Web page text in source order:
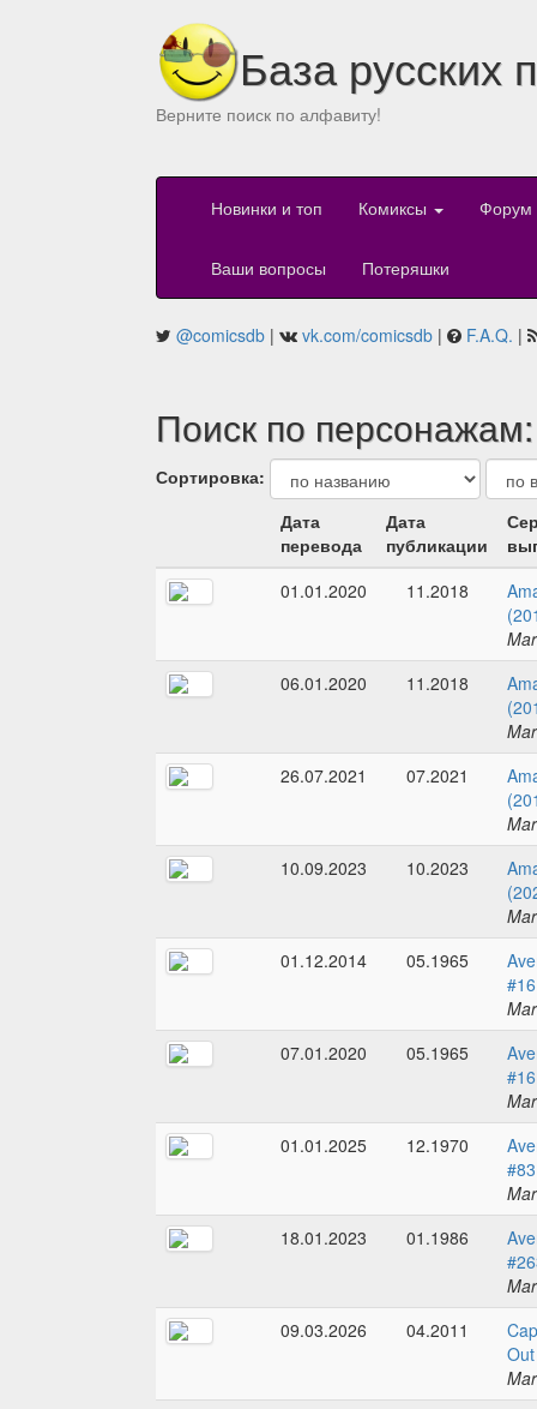
База русских
Верните поиск по алфавиту!
Новинки и топ Комиксы Форум
Ваши вопросы Потеряшки
@comicsdb | vk.com/comicsdb | F.A.Q. |
Поиск по
Сортировка:
Дата
перевода
Дата
публикации
01.01.2020
11.2018
06.01.2020
11.2018
26.07.2021
07.2021
10.09.2023
10.2023
01.12.2014
05.1965
#16
07.01.2020
05.1965
#16
01.01.2025
12.1970
#83
18.01.2023
01.1986
09.03.2026
04.2011